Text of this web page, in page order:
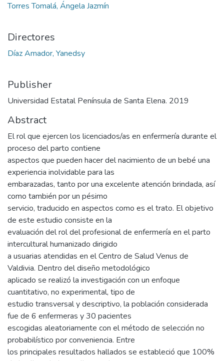
Torres Tomalá, Ángela Jazmín
Directores
Díaz Amador, Yanedsy
Publisher
Universidad Estatal Península de Santa Elena. 2019
Abstract
El rol que ejercen los licenciados/as en enfermería durante el
proceso del parto contiene
aspectos que pueden hacer del nacimiento de un bebé una
experiencia inolvidable para las
embarazadas, tanto por una excelente atención brindada, así
como también por un pésimo
servicio, traducido en aspectos como es el trato. El objetivo
de este estudio consiste en la
evaluación del rol del profesional de enfermería en el parto
intercultural humanizado dirigido
a usuarias atendidas en el Centro de Salud Venus de
Valdivia. Dentro del diseño metodológico
aplicado se realizó la investigación con un enfoque
cuantitativo, no experimental, tipo de
estudio transversal y descriptivo, la población considerada
fue de 6 enfermeras y 30 pacientes
escogidas aleatoriamente con el método de selección no
probabilístico por conveniencia. Entre
los principales resultados hallados se estableció que 100%